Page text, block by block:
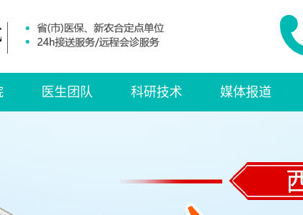
医生团队 科研技术 媒体报道